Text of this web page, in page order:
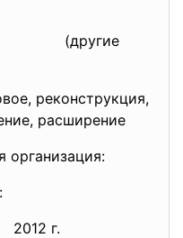
реконструкция,
расширение
организация:
г.